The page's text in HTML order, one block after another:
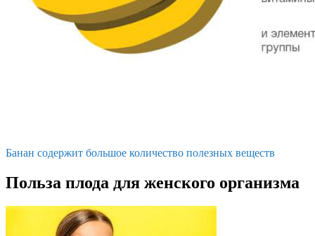
Банан содержит большое количество полезных веществ
Польза плода для женского организма